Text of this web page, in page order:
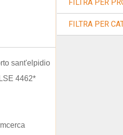
sant'elpidio
4462*
FILTRA PER
FILTRA PER